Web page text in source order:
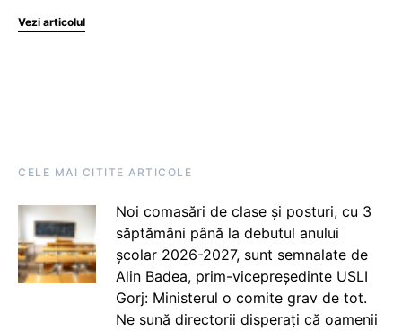
Vezi articolul
CELE MAI CITITE ARTICOLE
Noi comasări de clase și posturi, cu 3
săptămâni până la debutul anului
școlar 2026-2027, sunt semnalate de
Alin Badea, prim-vicepreședinte USLI
Gorj: Ministerul o comite grav de tot.
Ne sună directorii disperați că oamenii